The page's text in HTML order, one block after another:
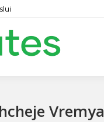
Vremya